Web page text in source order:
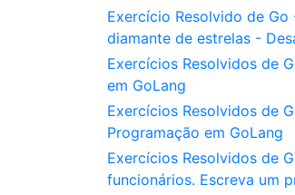
Exercício Resolvido de
diamante de estrelas -
Exercícios Resolvidos de
em GoLang
Exercícios Resolvidos de
Programação em GoLang
Exercícios Resolvidos de
funcionários. Escreva um